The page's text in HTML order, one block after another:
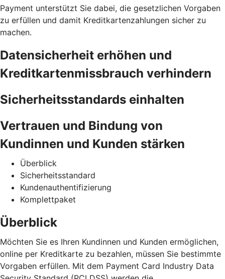
Payment unterstützt Sie dabei, die gesetzlichen Vorgaben
zu erfüllen und damit Kreditkartenzahlungen sicher zu
machen.
Datensicherheit erhöhen und
Kreditkartenmissbrauch verhindern
Sicherheitsstandards einhalten
Vertrauen und Bindung von
Kundinnen und Kunden stärken
Überblick
Sicherheitsstandard
Kundenauthentifizierung
Komplettpaket
Überblick
Möchten Sie es Ihren Kundinnen und Kunden ermöglichen,
online per Kreditkarte zu bezahlen, müssen Sie bestimmte
Vorgaben erfüllen. Mit dem Payment Card Industry Data